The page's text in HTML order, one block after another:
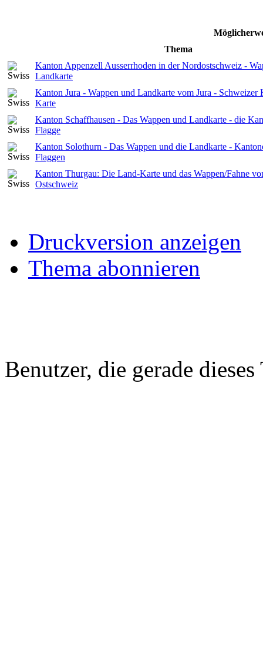
Thema
Kanton Appenzell Ausserrhoden in der Nordostschweiz -
Landkarte
Kanton Jura - Wappen und Landkarte vom Jura - Schweizer
Karte
Kanton Schaffhausen - Das Wappen und Landkarte - die
Flagge
Kanton Solothurn - Das Wappen und die Landkarte -
Flaggen
Kanton Thurgau: Die Land-Karte und das Wappen/Fahne
Ostschweiz
Druckversion anzeigen
Thema abonnieren
Benutzer, die gerade